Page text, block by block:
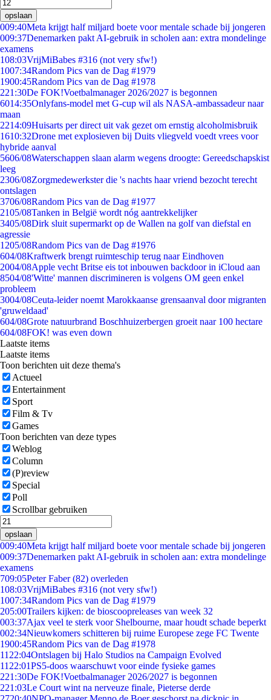
opslaan
009:40Meta krijgt half miljard boete voor mentale schade bij jongeren
009:37Denemarken pakt AI-gebruik in scholen aan: extra mondelinge
examens
108:03VrijMiBabes #316 (not very sfw!)
1007:34Random Pics van de Dag #1979
1900:45Random Pics van de Dag #1978
221:30De FOK!Voetbalmanager 2026/2027 is begonnen
6014:35Onlyfans-model met G-cup wil als NASA-ambassadeur naar
maan
2214:09Huisarts per direct uit vak gezet om ernstig alcoholmisbruik
1610:32Drone met explosieven bij Duits vliegveld voedt vrees voor
hybride aanval
5606/08Waterschappen slaan alarm wegens droogte: Gereedschapskist
leeg
2306/08Zorgmedewerkster die 's nachts haar vriend bezocht terecht
ontslagen
3706/08Random Pics van de Dag #1977
2105/08Tanken in België wordt nóg aantrekkelijker
3405/08Dirk sluit supermarkt op de Wallen na golf van diefstal en
agressie
1205/08Random Pics van de Dag #1976
604/08Kraftwerk brengt ruimteschip terug naar Eindhoven
2004/08Apple vecht Britse eis tot inbouwen backdoor in iCloud aan
8504/08'Witte' mannen discrimineren is volgens OM geen enkel
probleem
3004/08Ceuta-leider noemt Marokkaanse grensaanval door migranten
'gruweldaad'
604/08Grote natuurbrand Boschhuizerbergen groeit naar 100 hectare
604/08FOK! was even down
Laatste items
Laatste items
Toon berichten uit deze thema's
Actueel
Entertainment
Sport
Film & Tv
Games
Toon berichten van deze types
Weblog
Column
(P)review
Special
Poll
Scrollbar gebruiken
opslaan
009:40Meta krijgt half miljard boete voor mentale schade bij jongeren
009:37Denemarken pakt AI-gebruik in scholen aan: extra mondelinge
examens
709:05Peter Faber (82) overleden
108:03VrijMiBabes #316 (not very sfw!)
1007:34Random Pics van de Dag #1979
205:00Trailers kijken: de bioscoopreleases van week 32
003:37Ajax veel te sterk voor Shelbourne, maar houdt schade beperkt
002:34Nieuwkomers schitteren bij ruime Europese zege FC Twente
1900:45Random Pics van de Dag #1978
11 22:04Ontslagen bij Halo Studios na Campaign Evolved
11 22:01PS5-doos waarschuwt voor einde fysieke games
221:30De FOK!Voetbalmanager 2026/2027 is begonnen
221:03Le Court wint na nerveuze finale, Pieterse derde